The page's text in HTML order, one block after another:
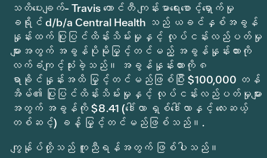
သတိပေးချက်- Travis ကောင်တီ ကျန်းမာရေးစောင့်ရှောက်မှု
ခရိုင် d/b/a Central Health သည် ယခင်နှစ်အခွန်
နှုန်းထက် ပြုပြင်ထိန်းသိမ်းမှုနှင့် လုပ်ငန်းလည်ပတ်မှု
များအတွက် အခွန်ပိုမိုမြှင့်တင်မည့် အခွန်နှုန်းထားကို
လက်ခံကျင့်သုံးခဲ့သည်။ အခွန်နှုန်းထားကို ၈
ရာခိုင်နှုန်းအထိ မြှင့်တင်မည်ဖြစ်ပြီး $100,000 တန်
အိမ်၏ ပြုပြင်ထိန်းသိမ်းမှုနှင့် လုပ်ငန်းလည်ပတ်မှုများ
အတွက် အခွန်ကို $8.41 (ဒေါ်လာ ရှစ်ဒေါ်လာနှင့် လေးဆယ့်
တစ်ဆင့်) ခန့် မြှင့်တင်မည်ဖြစ်သည်။.
ကျွန်ုပ်တို့သည် ကူညီရန်အတွက် ဖြစ်ပါသည်။